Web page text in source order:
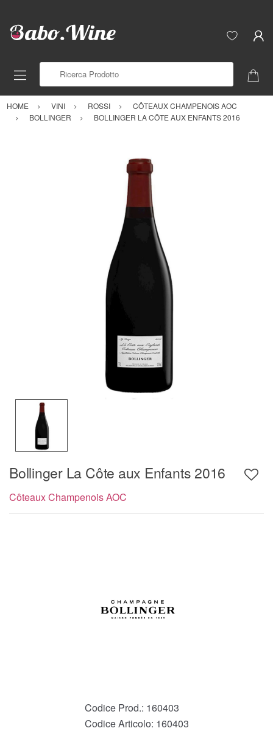
HOME VINI ROSSI
CÔTEAUX CHAMPENOIS AOC
BOLLINGER
BOLLINGER LA CÔTE AUX ENFANTS 2016
Bollinger La Côte aux Enfants 2016
Côteaux Champenois AOC
Codice Prod.: 160403
Codice Articolo: 160403